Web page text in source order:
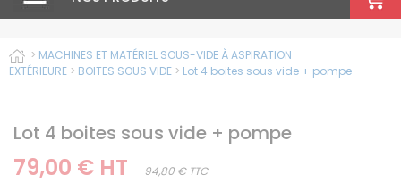
> MACHINES ET MATÉRIEL SOUS-VIDE À ASPIRATION
EXTÉRIEURE > BOITES SOUS VIDE > Lot 4 boites sous vide + pompe
Lot 4 boites sous vide + pompe
79,00 € HT 94,80 € TTC